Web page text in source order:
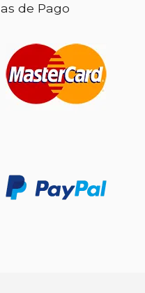
50%
dcto.
de Pago